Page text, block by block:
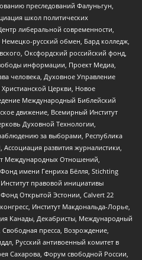
преследований Фалуньгун,
школ политических
либеральной современности,
русский обмен, Бард колледж,
Оксфордский российский фонд,
информации, Проект Медиа,
человека, Духовное Управление
Христианской Церкви, Новое
Международный Библейский
движение, Всемирный Институт
Духовной Технологии,
за выборами, Республика
развития журналистики,
Международных Отношений,
имени Генриха Бёлля, Stichting
правовой инициативы
Открытой Эстонии, Calvert 22
Институт Макдональда-Лорье,
Канады, Декабристы, Международный
пресса, Возрождение,
Русский антивоенный комитет в
Сахарова, Форум свободной России,